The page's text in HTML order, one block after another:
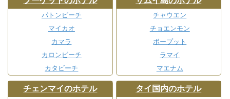
パトンビーチ
マイカオ
カマラ
カロンビーチ
カタビーチ
チャウエン
チョエンモン
ボープット
ラマイ
マエナム
チェンマイのホテル タイ国内のホテル